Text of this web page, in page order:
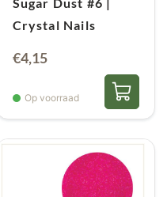
Sugar Dust #6 |
Crystal Nails
€4,15
Op voorraad